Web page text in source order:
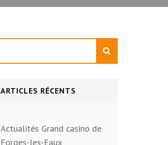
ARTICLES RÉCENTS
Actualités Grand casino de
Forges-les-Eaux